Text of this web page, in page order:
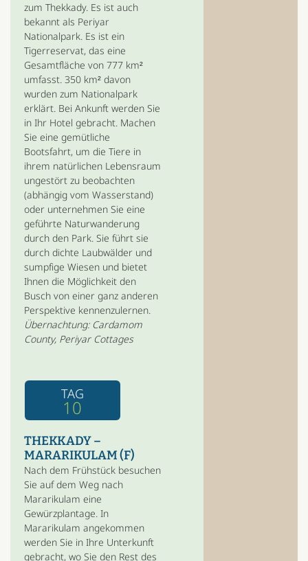
zum Thekkady. Es ist auch
bekannt als Periyar
Nationalpark. Es ist ein
Tigerreservat, das eine
Gesamtfläche von 777 km²
umfasst. 350 km² davon
wurden zum Nationalpark
erklärt. Bei Ankunft werden Sie
in Ihr Hotel gebracht. Machen
Sie eine gemütliche
Bootsfahrt, um die Tiere in
ihrem natürlichen Lebensraum
ungestört zu beobachten
(abhängig vom Wasserstand)
oder unternehmen Sie eine
geführte Naturwanderung
durch den Park. Sie führt sie
durch dichte Laubwälder und
sumpfige Wiesen und bietet
Ihnen die Möglichkeit den
Busch von einer ganz anderen
Perspektive kennenzulernen.
Übernachtung: Cardamom
County, Periyar Cottages
TAG
10
THEKKADY –
MARARIKULAM (F)
Nach dem Frühstück besuchen
Sie auf dem Weg nach
Mararikulam eine
Gewürzplantage. In
Mararikulam angekommen
werden Sie in Ihre Unterkunft
gebracht, wo Sie den Rest des